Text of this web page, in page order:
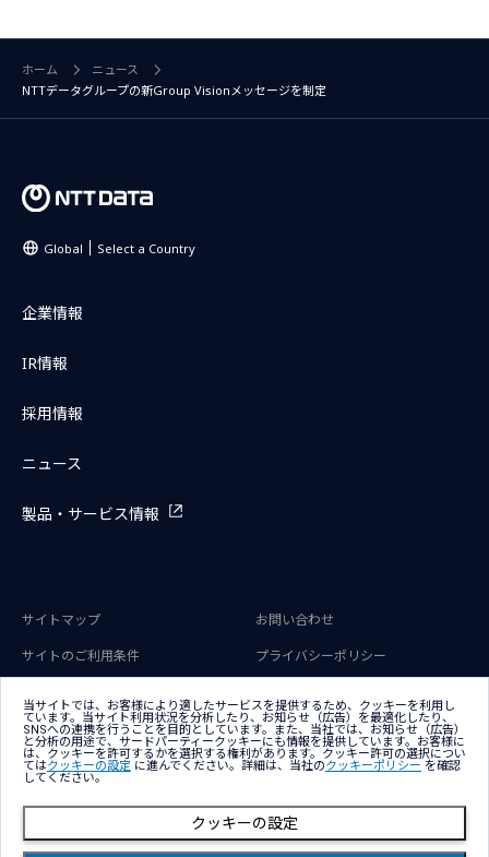
ホーム
ニュース
NTTデータグループの新Group Visionメッセージを制定
Global Select a Country
企業情報
IR情報
採用情報
ニュース
製品・サービス情報
サイトマップ
お問い合わせ
サイトのご利用条件
プライバシーポリシー
クッキー（Cookie）プリファレン
ス
当サイトでは、お客様により適したサービスを提供するため、クッキーを利用し
ています。当サイト利用状況を分析したり、お知らせ（広告）を最適化したり、
SNSへの連携を行うことを目的としています。また、当社では、お知らせ（広告）
と分析の用途で、サードパーティークッキーにも情報を提供しています。お客様に
は、クッキーを許可するかを選択する権利があります。クッキー許可の選択につい
てはクッキーの設定 に進んでください。詳細は、当社のクッキーポリシー を確認
してください。
クッキーの設定